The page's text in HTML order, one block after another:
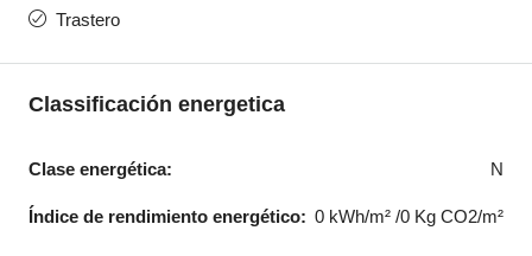
Trastero
Classificación energetica
Clase energética: N
Índice de rendimiento energético: 0 kWh/m² /0 Kg CO2/m²